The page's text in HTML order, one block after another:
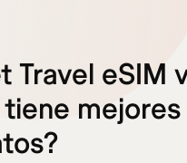
Travel eSIM